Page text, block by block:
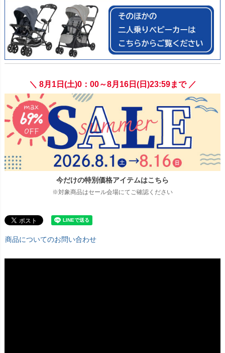
＼ 8月1日(土)0：00～8月16日(日)23:59まで ／
今だけの特別価格アイテムはこちら
※対象商品はセール会場にてご確認ください
商品についてのお問い合わせ